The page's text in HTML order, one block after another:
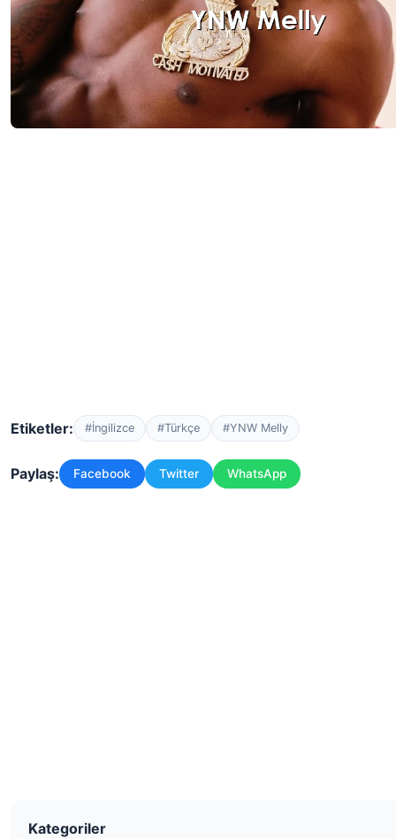
Etiketler: #İngilizce #Türkçe #YNW Melly
Paylaş: Facebook Twitter WhatsApp
Kategoriler